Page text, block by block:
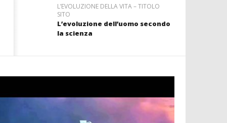
L’EVOLUZIONE DELLA VITA – TITOLO
SITO
L’evoluzione dell’uomo secondo
la scienza